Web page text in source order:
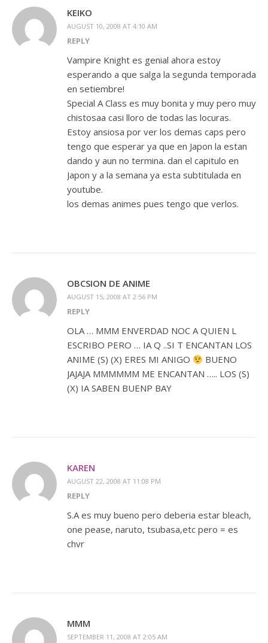
KEIKO
AUGUST 10, 2008 AT 4:10 AM
REPLY
Vampire Knight es genial ahora estoy
esperando a que salga la segunda temporada
en setiembre!
Special A Class es muy bonita y muy pero muy
chistosaa casi lloro de todas las locuras.
Estoy ansiosa por ver los demas caps pero
tengo que esperar ya que en Japon la estan
dando y aun no termina. dan el capitulo en
Japon y a la semana ya esta subtitulada en
youtube.
los demas animes pues tengo que verlos.
OBCSION DE ANIME
AUGUST 15, 2008 AT 2:56 PM
REPLY
OLA … MMM ENVERDAD NOC A QUIEN L
ESCRIBO PERO … IA Q ..SI T ENCANTAN LOS
ANIME (S) (X) ERES MI ANIGO
BUENO
JAJAJA MMMMMM ME ENCANTAN ….. LOS (S)
(X) IA SABEN BUENP BAY
KAREN
AUGUST 22, 2008 AT 11:08 PM
REPLY
S.A es muy bueno pero deberia estar bleach,
one pease, naruto, tsubasa,etc pero = es
chvr
MMM
SEPTEMBER 11, 2008 AT 2:05 AM